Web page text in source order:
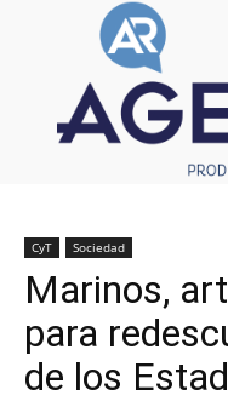
CyT Sociedad
Marinos,
para
de los